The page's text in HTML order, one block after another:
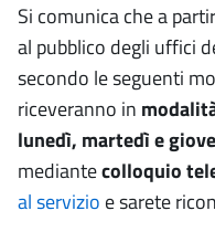
Si comunica che a
al pubblico degli uffici
secondo le seguenti
riceveranno in
lunedì, martedì e
mediantecolloquio
al servizio e sarete